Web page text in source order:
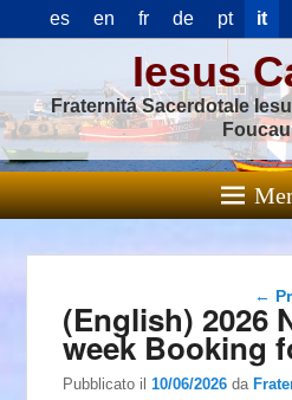
es en fr de pt it
Iesus
Fraternitá Sacerdotale
←
(English) 2026
week Booking
Pubblicato il10/06/2026 da